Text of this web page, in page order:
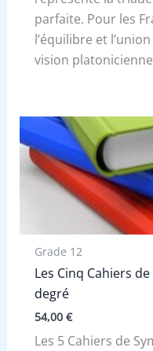
parfaite. Pour les
l’équilibre et
vision
Grade 12
Les Cinq Cahiers
degré
54,00 €
Les 5 Cahiers de